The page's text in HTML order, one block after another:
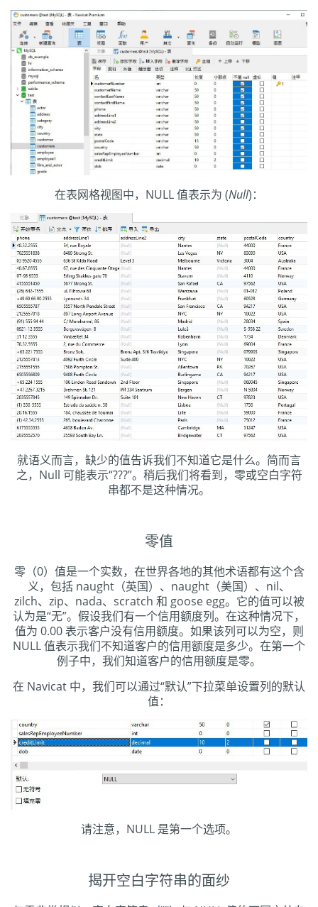
在表网格视图中，NULL 值表示为 (Null)：
就语义而言，缺少的值告诉我们不知道它是什么。简而言
之，Null 可能表示“???”。稍后我们将看到，零或空白字符
串都不是这种情况。
零值
零（0）值是一个实数，在世界各地的其他术语都有这个含
义，包括 naught（英国）、naught（美国）、nil、
zilch、zip、nada、scratch 和 goose egg。它的值可以被
认为是“无”。假设我们有一个信用额度列。在这种情况下，
值为 0.00 表示客户没有信用额度。如果该列可以为空，则
NULL 值表示我们不知道客户的信用额度是多少。在第一个
例子中，我们知道客户的信用额度是零。
在 Navicat 中，我们可以通过“默认”下拉菜单设置列的默认
值：
请注意，NULL 是第一个选项。
揭开空白字符串的面纱